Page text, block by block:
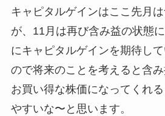
キャピタルゲインはここ先月
が、11月は再び含み益の状態
にキャピタルゲインを期待し
ので将来のことを考えると含
お買い得な株価になってくれ
やすいな〜と思います。